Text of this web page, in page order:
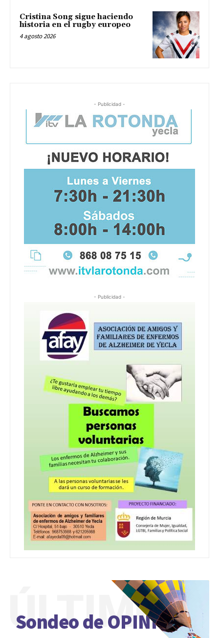
Cristina Song sigue haciendo
historia en el rugby europeo
4 agosto 2026
- Publicidad -
- Publicidad -
Sondeo de OPINIÓN
ÚLTIMO